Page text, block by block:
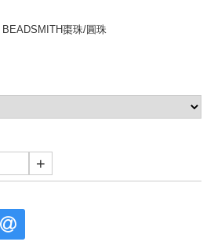
BEADSMITH棗珠/圓珠
+